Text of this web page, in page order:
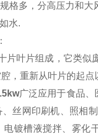
格多，分高压力和大
水.
片叶片组成，它类似
，重新从叶片的起
广泛应用于食品、
丝网印刷机、照相
电镀槽液搅拌、雾化